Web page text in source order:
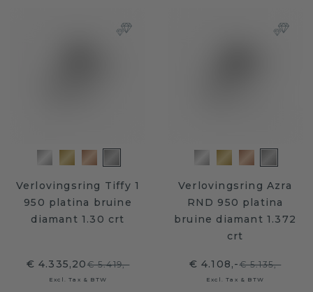
Verlovingsring Tiffy 1
950 platina bruine
diamant 1.30 crt
€ 4.335,20€ 5.419,-
Excl. Tax & BTW
Verlovingsring Azra
RND 950 platina
bruine diamant 1.372
crt
€ 4.108,-€ 5.135,-
Excl. Tax & BTW